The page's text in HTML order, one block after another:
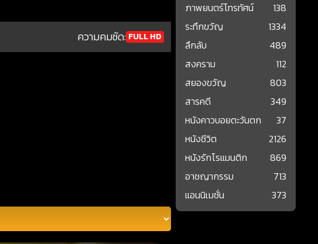
ความคมชัด: FULL HD
ภาพยนตร์โทรทัศน์
138
ระทึกขวัญ
1334
ลึกลับ
489
สงคราม
112
สยองขวัญ
803
สารคดี
349
หนังคาวบอยตะวันตก
37
หนังชีวิต
2126
หนังรักโรแมนติก
869
อาชญากรรม
713
แอนนิเมชั่น
373